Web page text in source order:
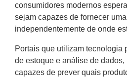
consumidores modernos
sejam capazes de fornecer
independentemente de onde
Portais que utilizam tecnologia
de estoque e análise de dados,
capazes de prever quais